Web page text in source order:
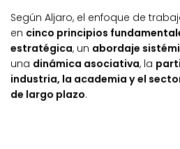
Según Aljaro, el enfoque de
en cinco principios
estratégica, un abordaje
una dinámica asociativa, la
industria, la academia y el
de largo plazo.